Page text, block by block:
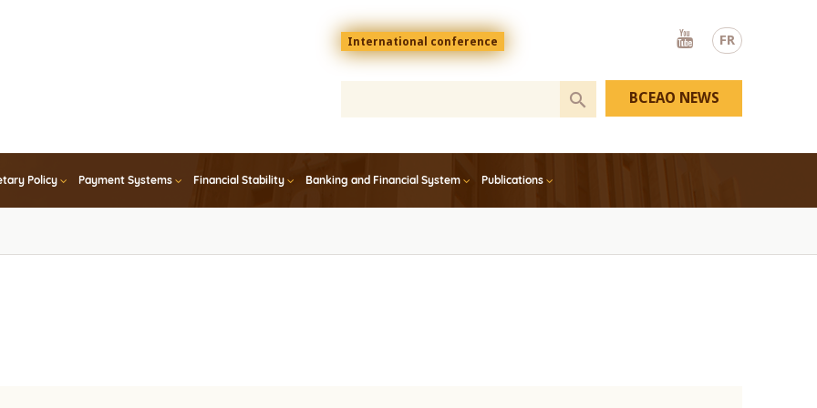
FR
Menu
top
En
International conference
Youtube
Policy Payment Systems Financial Stability Banking and Financial System Publications
BCEAO NEWS